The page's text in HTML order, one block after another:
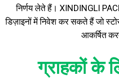
निर्णय लेते हैं। XINDINGLI
डिज़ाइनों में निवेश कर सकते हैं जो
आकर्षित
ग्राहकों के